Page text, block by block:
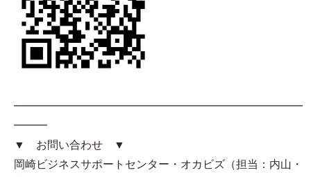
━━━━━━━━━━━━━━━━━━━━━━━━━━
━━━
▼ お問い合わせ ▼
岡崎ビジネスサポートセンター・オカビズ（担当：内山・